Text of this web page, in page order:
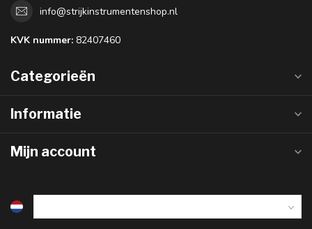
info@strijkinstrumentenshop.nl
KVK nummer: 82407460
Categorieën
Informatie
Mijn account